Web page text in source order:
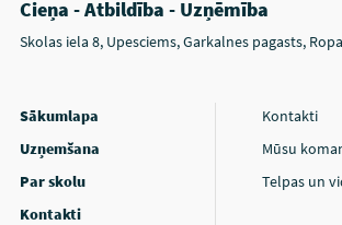
Cieņa - Atbildība - Uzņēmība
Skolas iela 8, Upesciems, Garkalnes pagasts,
Sākumlapa
Uzņemšana
Par skolu
Kontakti
Kontakti
Mūsu
Telpas un